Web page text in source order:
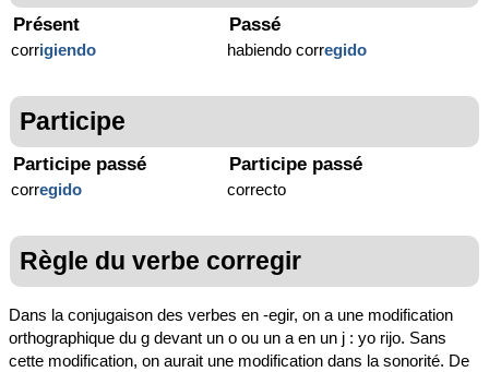
Présent
corrigiendo
Passé
habiendo corregido
Participe
Participe passé
corregido
Participe passé
correcto
Règle du verbe corregir
Dans la conjugaison des verbes en -egir, on a une modification
orthographique du g devant un o ou un a en un j : yo rijo. Sans
cette modification, on aurait une modification dans la sonorité. De